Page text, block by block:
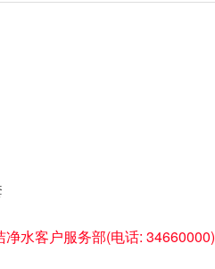
水客户服务部(电话: 34660000)